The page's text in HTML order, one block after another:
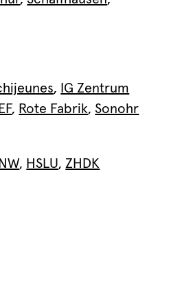
, IG Zentrum
, Rote Fabrik,Sonohr
, HSLU,ZHDK